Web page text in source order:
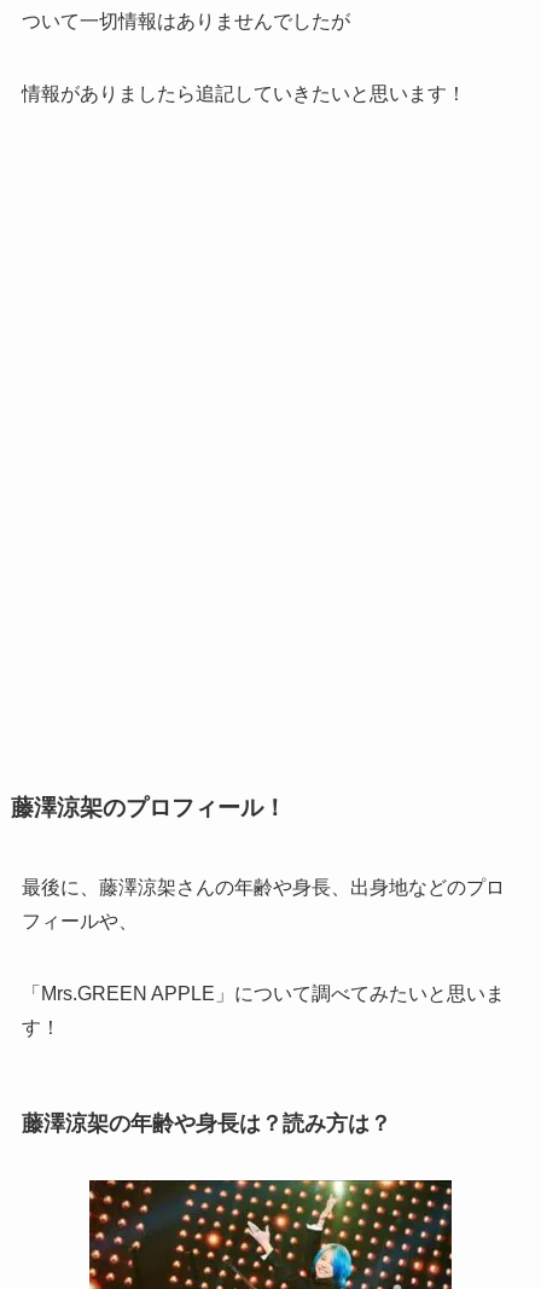
ついて一切情報はありませんでしたが
情報がありましたら追記していきたいと思います！
藤澤涼架のプロフィール！
最後に、藤澤涼架さんの年齢や身長、出身地などのプロ
フィールや、
「Mrs.GREEN APPLE」について調べてみたいと思いま
す！
藤澤涼架の年齢や身長は？ 読み方は？